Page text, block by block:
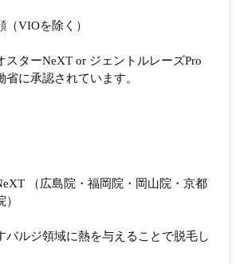
VIOを除く）
スターNeXT or ジェントルレーズPro
に承認されています。
（広島院・福岡院・岡山院・京都
バルジ領域に熱を与えることで脱毛し